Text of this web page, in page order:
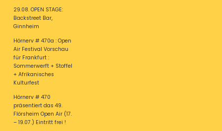
29.08. OPEN STAGE:
Backstreet Bar,
Ginnheim
Hörnerv # 470a : Open
Air Festival Vorschau
für Frankfurt :
Sommerwerft + Stoffel
+ Afrikanisches
Kulturfest
Hörnerv # 470
präsentiert das 49.
Flörsheim Open Air (17.
– 19.07.) Eintritt frei !